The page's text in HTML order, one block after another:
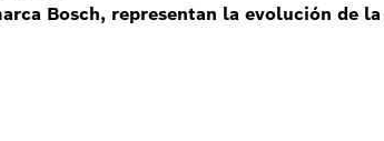
Bosch, representan la evolución de